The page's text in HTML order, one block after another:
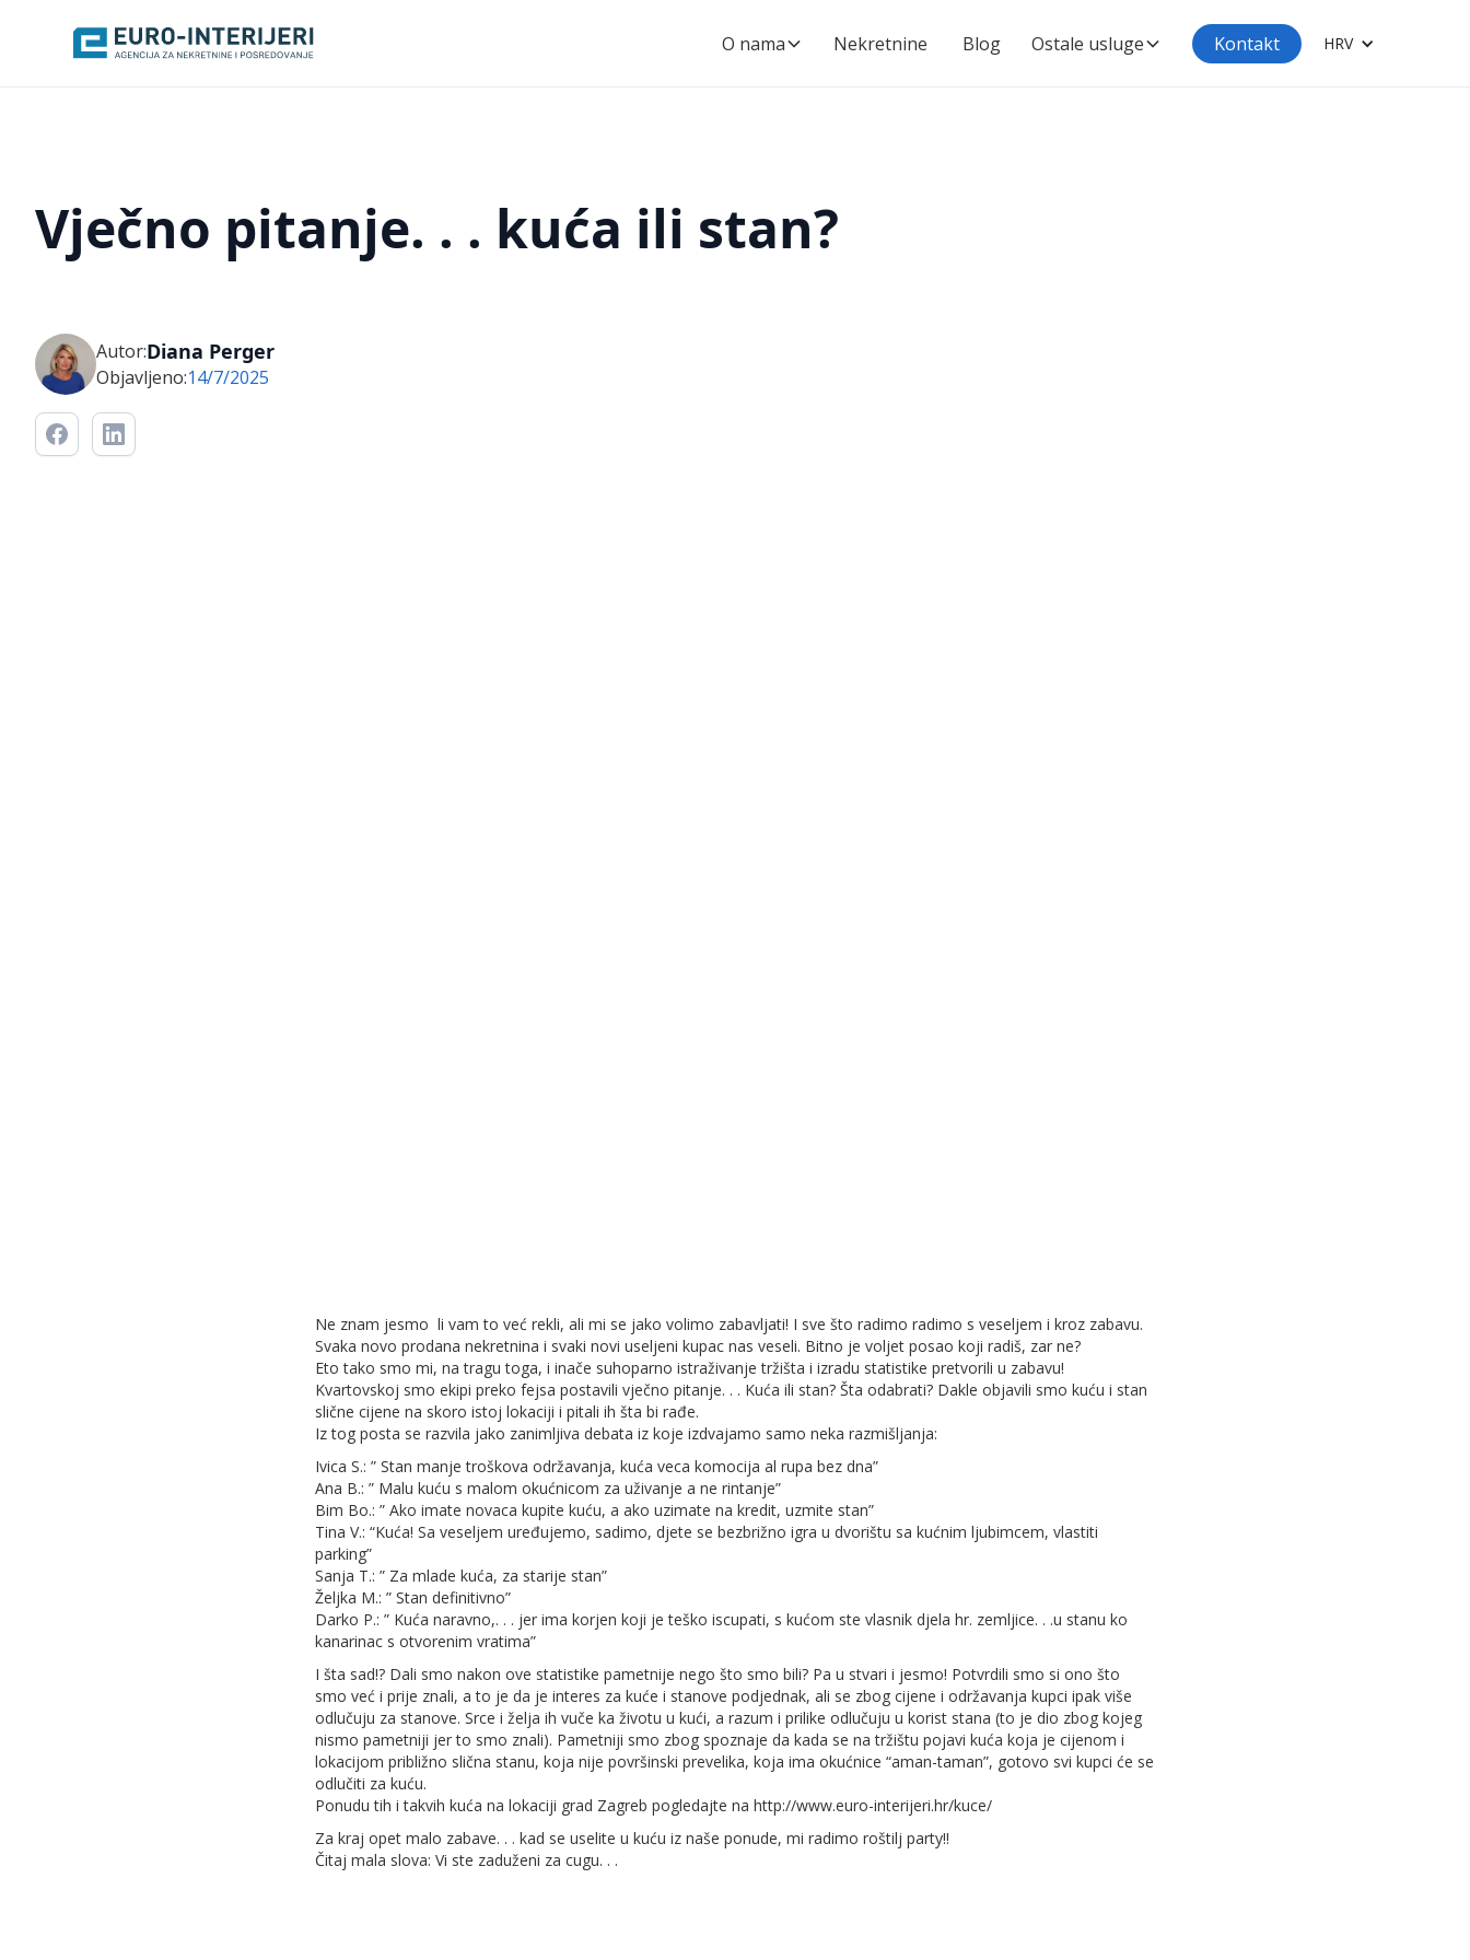
O nama Nekretnine Blog Ostale usluge Kontakt HRV
Vječno pitanje. . . kuća ili stan?
Autor:Diana Perger
Objavljeno:14/7/2025
Ne znam jesmo li vam to već rekli, ali mi se jako volimo zabavljati! I sve što radimo radimo s veseljem i kroz zabavu.
Svaka novo prodana nekretnina i svaki novi useljeni kupac nas veseli. Bitno je voljet posao koji radiš, zar ne?
Eto tako smo mi, na tragu toga, i inače suhoparno istraživanje tržišta i izradu statistike pretvorili u zabavu!
Kvartovskoj smo ekipi preko fejsa postavili vječno pitanje. . . Kuća ili stan? Šta odabrati? Dakle objavili smo kuću i stan
slične cijene na skoro istoj lokaciji i pitali ih šta bi rađe.
Iz tog posta se razvila jako zanimljiva debata iz koje izdvajamo samo neka razmišljanja:
Ivica S.: ” Stan manje troškova održavanja, kuća veca komocija al rupa bez dna”
Ana B.: ” Malu kuću s malom okućnicom za uživanje a ne rintanje”
Bim Bo.: ” Ako imate novaca kupite kuću, a ako uzimate na kredit, uzmite stan”
Tina V.: “Kuća! Sa veseljem uređujemo, sadimo, djete se bezbrižno igra u dvorištu sa kućnim ljubimcem, vlastiti
parking”
Sanja T.: ” Za mlade kuća, za starije stan”
Željka M.: ” Stan definitivno”
Darko P.: ” Kuća naravno,. . . jer ima korjen koji je teško iscupati, s kućom ste vlasnik djela hr. zemljice. . .u stanu ko
kanarinac s otvorenim vratima”
I šta sad!? Dali smo nakon ove statistike pametnije nego što smo bili? Pa u stvari i jesmo! Potvrdili smo si ono što
smo već i prije znali, a to je da je interes za kuće i stanove podjednak, ali se zbog cijene i održavanja kupci ipak više
odlučuju za stanove. Srce i želja ih vuče ka životu u kući, a razum i prilike odlučuju u korist stana (to je dio zbog kojeg
nismo pametniji jer to smo znali). Pametniji smo zbog spoznaje da kada se na tržištu pojavi kuća koja je cijenom i
lokacijom približno slična stanu, koja nije površinski prevelika, koja ima okućnice “aman-taman”, gotovo svi kupci će se
odlučiti za kuću.
Ponudu tih i takvih kuća na lokaciji grad Zagreb pogledajte na http://www.euro-interijeri.hr/kuce/
Za kraj opet malo zabave. . . kad se uselite u kuću iz naše ponude, mi radimo roštilj party!!
Čitaj mala slova: Vi ste zaduženi za cugu. . .